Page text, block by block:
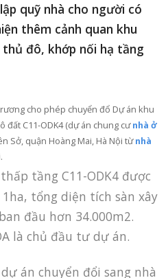
quỹ nhà cho người có
thêm cảnh quan khu
đô, khớp nối hạ tầng
cho phép chuyển đổ Dự án khu
đất C11-ODK4 (dự án chung cưnhà ở
Sở, quận Hoàng Mai, Hà Nội từnhà
thấp tầng C11-ODK4 được
tổng diện tích sàn xây
đầu hơn 34.000m2.
là chủ đầu tư dự án.